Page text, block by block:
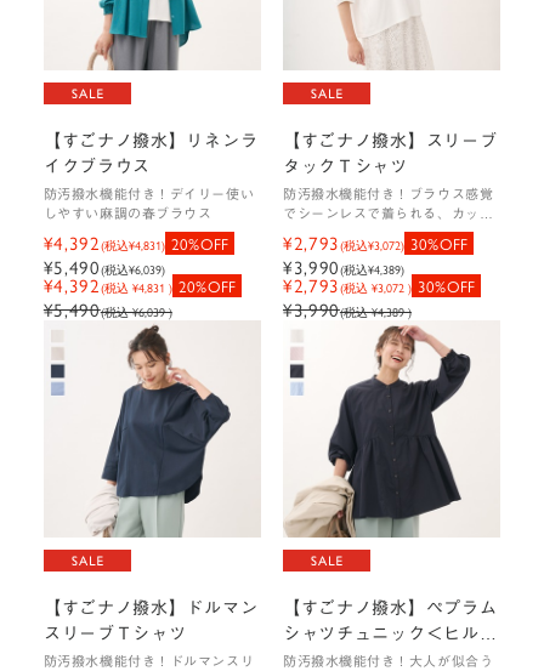
【すごナノ撥水】リネンラ
イクブラウス
防汚撥水機能付き！デイリー使い
しやすい麻調の春ブラウス
¥4,392(税込¥4,831) 20%OFF
¥5,490(税込¥6,039)
¥4,392(税込 ¥4,831 ) 20%OFF
¥5,490(税込 ¥6,039 )
【すごナノ撥水】スリーブ
タックＴシャツ
防汚撥水機能付き！ブラウス感覚
でシーンレスで着られる、カット
¥2,793(税込¥3,072) 30%OFF
¥3,990(税込¥4,389)
¥2,793(税込 ¥3,072 ) 30%OFF
¥3,990(税込 ¥4,389 )
【すごナノ撥水】ドルマン
スリーブＴシャツ
防汚撥水機能付き！ドルマンスリ
【すごナノ撥水】ペプラム
シャツチュニック＜ヒルナ
ンデス！で紹介されました
防汚撥水機能付き！大人が似合う